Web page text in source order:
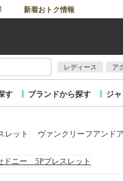
新着おトク情報
レディース ア
す ブランドから探す ジ
レット ヴァンクリーフアン